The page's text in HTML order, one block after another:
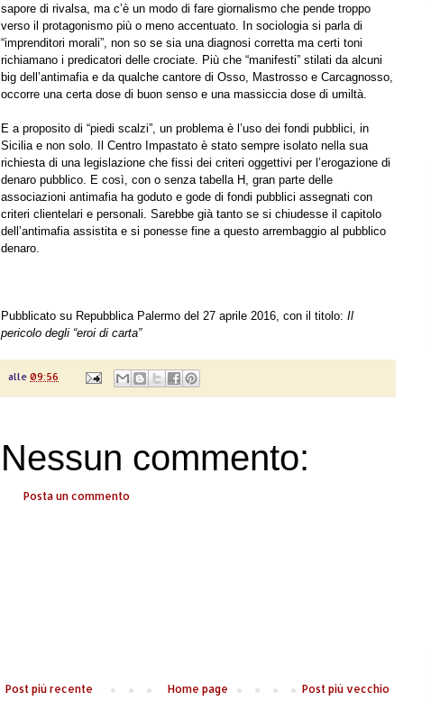
sapore di rivalsa, ma c’è un modo di fare giornalismo che pende troppo
verso il protagonismo più o meno accentuato. In sociologia si parla di
“imprenditori morali”, non so se sia una diagnosi corretta ma certi toni
richiamano i predicatori delle crociate. Più che “manifesti” stilati da alcuni
big dell’antimafia e da qualche cantore di Osso, Mastrosso e Carcagnosso,
occorre una certa dose di buon senso e una massiccia dose di umiltà.
E a proposito di “piedi scalzi”, un problema è l’uso dei fondi pubblici, in
Sicilia e non solo. Il Centro Impastato è stato sempre isolato nella sua
richiesta di una legislazione che fissi dei criteri oggettivi per l’erogazione di
denaro pubblico. E così, con o senza tabella H, gran parte delle
associazioni antimafia ha goduto e gode di fondi pubblici assegnati con
criteri clientelari e personali. Sarebbe già tanto se si chiudesse il capitolo
dell’antimafia assistita e si ponesse fine a questo arrembaggio al pubblico
denaro.
Pubblicato su Repubblica Palermo del 27 aprile 2016, con il titolo: Il
pericolo degli “eroi di carta”
alle 09:56
Nessun commento:
Posta un commento
Post più recente Post più vecchio
Home page